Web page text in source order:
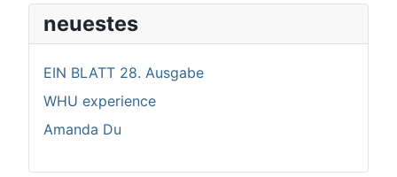
neuestes
EIN BLATT 28. Ausgabe
WHU experience
Amanda Du